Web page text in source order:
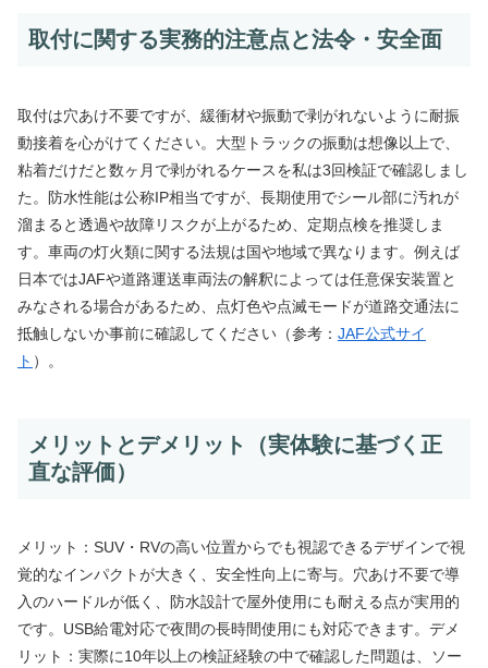
取付に関する実務的注意点と法令・安全面
取付は穴あけ不要ですが、緩衝材や振動で剥がれないように耐振
動接着を心がけてください。大型トラックの振動は想像以上で、
粘着だけだと数ヶ月で剥がれるケースを私は3回検証で確認しまし
た。防水性能は公称IP相当ですが、長期使用でシール部に汚れが
溜まると透過や故障リスクが上がるため、定期点検を推奨しま
す。車両の灯火類に関する法規は国や地域で異なります。例えば
日本ではJAFや道路運送車両法の解釈によっては任意保安装置と
みなされる場合があるため、点灯色や点滅モードが道路交通法に
抵触しないか事前に確認してください（参考： JAF公式サイ
ト ）。
メリットとデメリット（実体験に基づく正
直な評価）
メリット：SUV・RVの高い位置からでも視認できるデザインで視
覚的なインパクトが大きく、安全性向上に寄与。穴あけ不要で導
入のハードルが低く、防水設計で屋外使用にも耐える点が実用的
です。USB給電対応で夜間の長時間使用にも対応できます。デメ
リット：実際に10年以上の検証経験の中で確認した問題は、ソー